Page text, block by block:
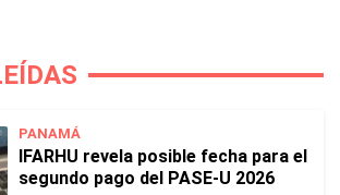
PANAMÁ
IFARHU revela posible fecha para el
segundo pago del PASE-U 2026